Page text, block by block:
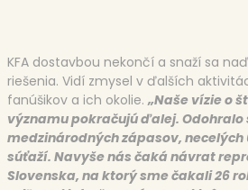
KFA dostavbou nekončí a snaží sa
riešenia. Vidí zmysel v ďalších
fanúšikov a ich okolie. „Naše vízie o
významu pokračujú ďalej. Odohralo
medzinárodných zápasov,
súťaží. Navyše nás čaká návrat
Slovenska, na ktorý sme čakali 26